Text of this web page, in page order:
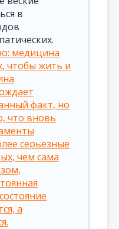
в
медицина
чтобы жить и
факт, но
что вновь
серьезные
чем сама
а